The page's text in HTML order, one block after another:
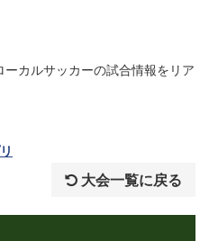
カルサッカーの試合情報をリア
大会一覧に戻る